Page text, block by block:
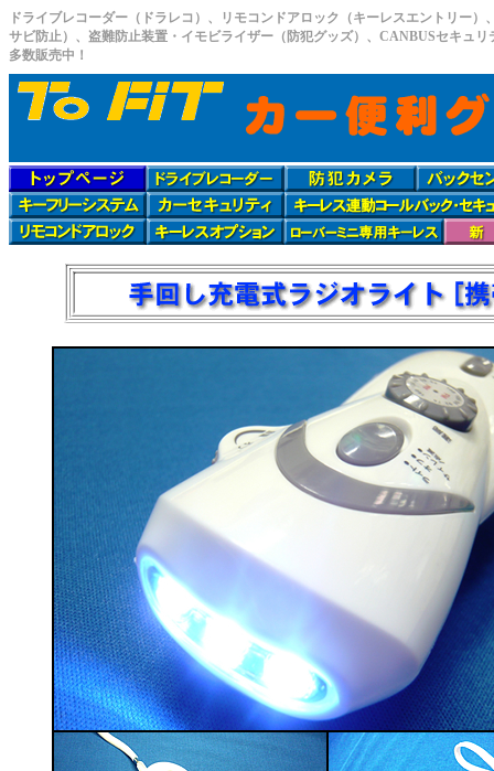
ドライブレコーダー（ドラレコ）、リモコンドアロック（キーレスエントリー
サビ防止）、盗難防止装置・イモビライザー（防犯グッズ）、CANBUSセキュ
多数販売中！